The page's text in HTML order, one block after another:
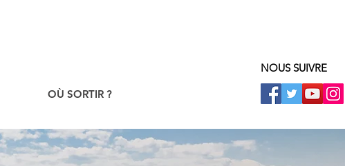
OÙ SORTIR ?
NOUS SUIVRE